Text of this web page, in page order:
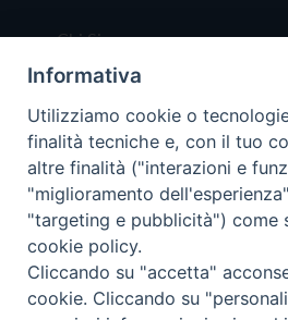
Chi Siamo
Redazione
Scrivici
Copyright © 2019 -
Trentina Editrice
Informativa
Utilizziamo cookie o
finalità tecniche e, con il tuo
altre finalità ("interazioni e
"miglioramento
"targeting e pubblicità") come
cookie policy.
Cliccando su "accetta"
cookie. Cliccando su